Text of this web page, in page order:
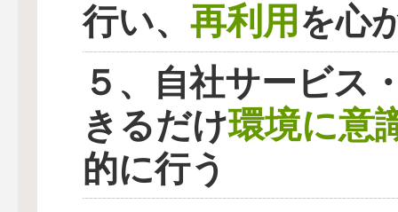
行い、 再利用を心
５、自社サービス
きるだけ環境に意
的に行う